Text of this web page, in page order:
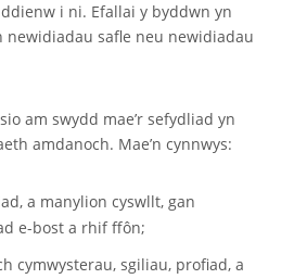
i ni. Efallai y byddwn yn
newidiadau safle neu newidiadau
am swydd mae’r sefydliad yn
amdanoch. Mae’n cynnwys:
a manylion cyswllt, gan
e-bost a rhif ffôn;
cymwysterau, sgiliau, profiad, a